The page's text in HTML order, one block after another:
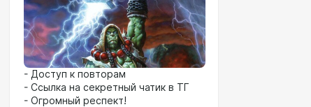
- Доступ к повторам
- Ссылка на секретный чатик в ТГ
- Огромный респект!